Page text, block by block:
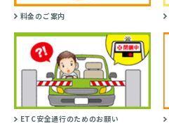
料金のご案内
ETC安全通行のためのお願い